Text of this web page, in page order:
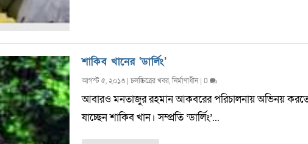
শাকিব খানের ‘ডার্লিং’
আগস্ট ৫, ২০১৩|চলচ্চিত্রের খবর,নির্মাণাধীন| 0
আবারও মনতাজুর রহমান আকবরের পরিচালনায় অভিনয়
যাচ্ছেন শাকিব খান। সম্প্রতি ‘ডার্লিং’...